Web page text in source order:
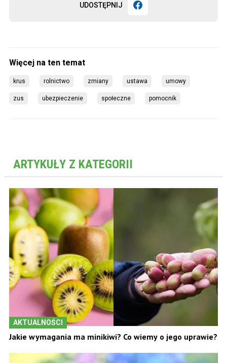
UDOSTĘPNIJ
krus rolnictwo zmiany ustawa umowy
zus ubezpieczenie społeczne pomocnik
ARTYKUŁY Z KATEGORII
AKTUALNOŚCI
Jakie wymagania ma minikiwi? Co wiemy o jego uprawie?